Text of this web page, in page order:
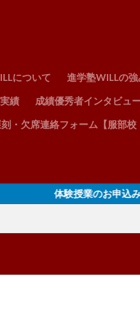
について
進学塾WILLの
績 成績優秀者インタビュ
・欠席連絡フォーム【服部校
体験授業のお申込み、お